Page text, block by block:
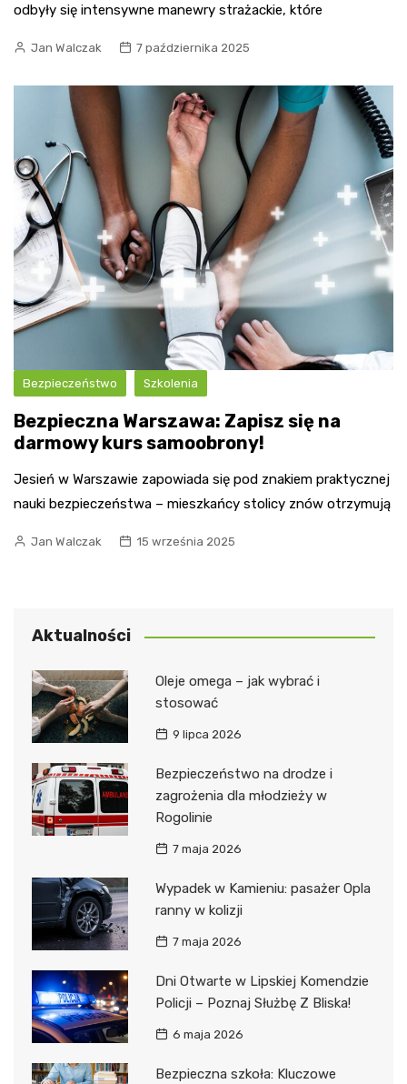
odbyły się intensywne manewry strażackie, które
Jan Walczak 7 października 2025
Bezpieczeństwo Szkolenia
Bezpieczna Warszawa: Zapisz się na
darmowy kurs samoobrony!
Jesień w Warszawie zapowiada się pod znakiem praktycznej
nauki bezpieczeństwa – mieszkańcy stolicy znów otrzymują
Jan Walczak 15 września 2025
Aktualności
Oleje omega – jak wybrać i
stosować
9 lipca 2026
Bezpieczeństwo na drodze i
zagrożenia dla młodzieży w
Rogolinie
7 maja 2026
Wypadek w Kamieniu: pasażer Opla
ranny w kolizji
7 maja 2026
Dni Otwarte w Lipskiej Komendzie
Policji – Poznaj Służbę Z Bliska!
6 maja 2026
Bezpieczna szkoła: Kluczowe